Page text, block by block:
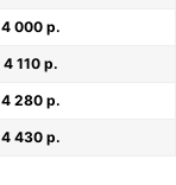
4 000 р.
4 110 р.
4 280 р.
4 430 р.